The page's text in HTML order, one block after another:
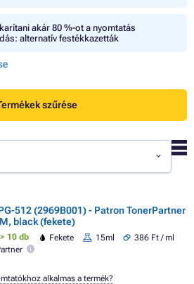
akár 80 %-ot a nyomtatás
alternatív festékkazetták
szűrése
512 (2969B001) - Patron TonerPartner
black (fekete)
10 db Fekete 15ml
386 Ft / ml
alkalmas a termék?